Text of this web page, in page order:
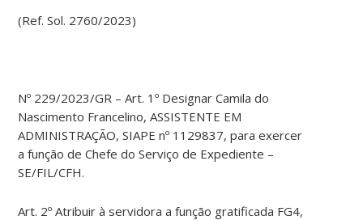
(Ref. Sol. 2760/2023)
Nº 229/2023/GR – Art. 1º Designar Camila do
Nascimento Francelino, ASSISTENTE EM
ADMINISTRAÇÃO, SIAPE nº 1129837, para exercer
a função de Chefe do Serviço de Expediente –
SE/FIL/CFH.
Art. 2º Atribuir à servidora a função gratificada FG4,